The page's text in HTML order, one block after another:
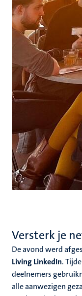
Versterk je
De avond werd
Living LinkedIn.
deelnemers
alle aanwezigen